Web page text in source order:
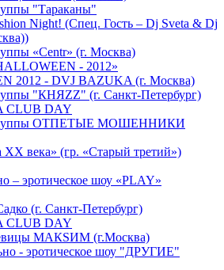
"Тараканы"
Night! (Спец. Гость – Dj Sveta & Dj
«Centr» (г. Москва)
- 2012»
2012 - DVJ BAZUKA (г. Москва)
"КНЯZZ" (г. Санкт-Петербург)
CLUB DAY
ОТПЕТЫЕ МОШЕННИКИ
ХХ века» (гр. «Старый третий»)
– эротическое шоу «PLAY»
(г. Санкт-Петербург)
CLUB DAY
МАКSИМ (г.Москва)
- эротическое шоу "ДРУГИЕ"